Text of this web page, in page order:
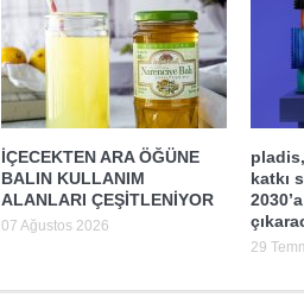
İÇECEKTEN ARA ÖĞÜNE
BALIN KULLANIM
ALANLARI ÇEŞİTLENİYOR
07 Ağustos 2026
katkı
29